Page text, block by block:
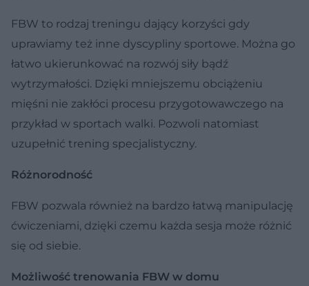
FBW to rodzaj treningu dający korzyści gdy
uprawiamy też inne dyscypliny sportowe. Można go
łatwo ukierunkować na rozwój siły bądź
wytrzymałości. Dzięki mniejszemu obciążeniu
mięśni nie zakłóci procesu przygotowawczego na
przykład w sportach walki. Pozwoli natomiast
uzupełnić trening specjalistyczny.
Różnorodność
FBW pozwala również na bardzo łatwą manipulację
ćwiczeniami, dzięki czemu każda sesja może różnić
się od siebie.
Możliwość trenowania FBW w domu